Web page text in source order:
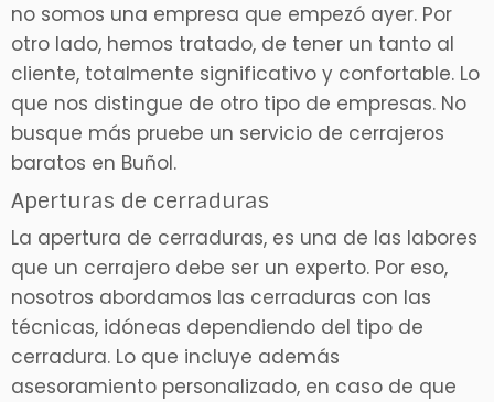
no somos una empresa que empezó ayer. Por
otro lado, hemos tratado, de tener un tanto al
cliente, totalmente significativo y confortable. Lo
que nos distingue de otro tipo de empresas. No
busque más pruebe un servicio de cerrajeros
baratos en Buñol.
Aperturas de cerraduras
La apertura de cerraduras, es una de las labores
que un cerrajero debe ser un experto. Por eso,
nosotros abordamos las cerraduras con las
técnicas, idóneas dependiendo del tipo de
cerradura. Lo que incluye además
asesoramiento personalizado, en caso de que